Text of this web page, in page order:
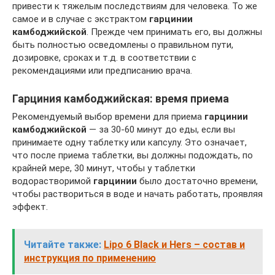
привести к тяжелым последствиям для человека. То же
самое и в случае с экстрактом гарцинии
камбоджийской . Прежде чем принимать его, вы должны
быть полностью осведомлены о правильном пути,
дозировке, сроках и т.д. в соответствии с
рекомендациями или предписанию врача.
Гарциния камбоджийская: время приема
Рекомендуемый выбор времени для приема гарцинии
камбоджийской — за 30-60 минут до еды, если вы
принимаете одну таблетку или капсулу. Это означает,
что после приема таблетки, вы должны подождать, по
крайней мере, 30 минут, чтобы у таблетки
водорастворимой гарцинии было достаточно времени,
чтобы раствориться в воде и начать работать, проявляя
эффект.
Читайте также: Lipo 6 Black и Hers – состав и
инструкция по применению